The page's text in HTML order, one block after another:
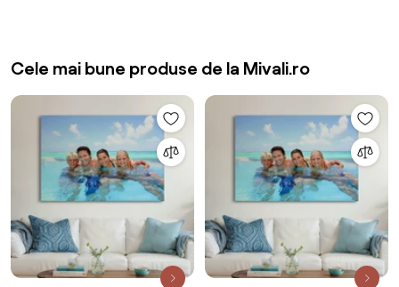
Cele mai bune produse de la Mivali.ro